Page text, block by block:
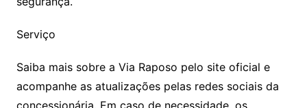
Serviço
Saiba mais sobre a Via Raposo pelo site oficial e
acompanhe as atualizações pelas redes sociais da